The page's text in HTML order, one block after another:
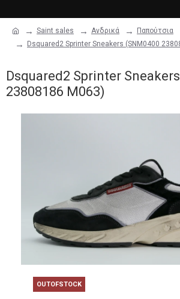
Saint sales Ανδρικά
Παπούτσια
Dsquared2 Sprinter Sneakers (SNM0400
Dsquared2 Sprinter
23808186 M063)
OUTOFSTOCK